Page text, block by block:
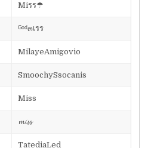
Miรร☂
ᴳᵒᵈ๓เรร
MilayeAmigovio
SmoochySsocanis
Miss
𝓶𝓲𝓼𝓼
TatediaLed